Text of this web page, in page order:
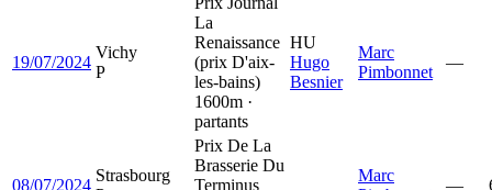
19/07/2024
Vichy
P
La
Renaissance
(prix D'aix-
les-bains)
1600m ·
partants
HU
Hugo
Besnier
Marc
Pimbonnet
—
08/07/2024
Strasbourg
Prix De La
Brasserie Du
Terminus
Marc
—